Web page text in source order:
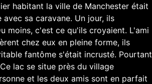
habitant la ville de Manchester était
sa caravane. Un jour, ils
moins, c'est ce qu'ils croyaient. L'ami
chez eux en pleine forme, ils
fantôme s'était incrusté. Pourtant
lac se situe près du village
et les deux amis sont en parfait